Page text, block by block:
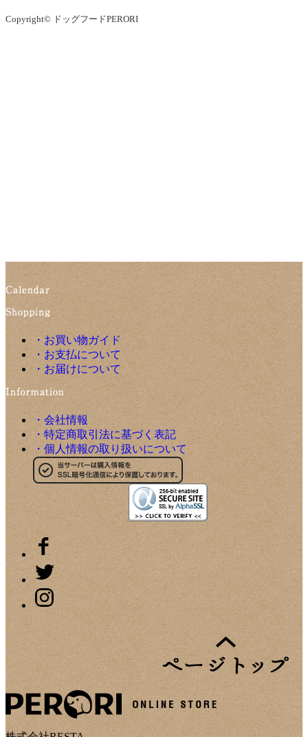
Copyright© ドッグフードPERORI
・お買い物ガイド
・お支払について
・お届けについて
・会社情報
・特定商取引法に基づく表記
・個人情報の取り扱いについて